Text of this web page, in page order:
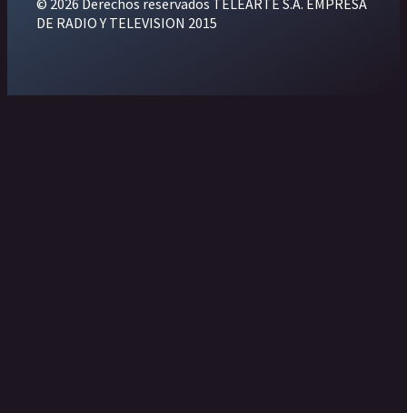
© 2026 Derechos reservados TELEARTE S.A. EMPRESA
DE RADIO Y TELEVISION 2015